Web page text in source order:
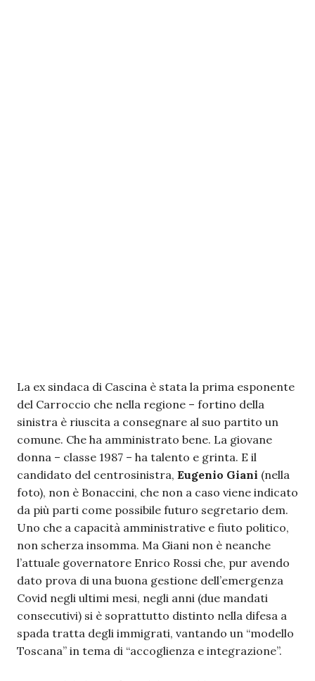
La ex sindaca di Cascina è stata la prima esponente
del Carroccio che nella regione – fortino della
sinistra è riuscita a consegnare al suo partito un
comune. Che ha amministrato bene. La giovane
donna – classe 1987 – ha talento e grinta. E il
candidato del centrosinistra, Eugenio Giani (nella
foto), non è Bonaccini, che non a caso viene indicato
da più parti come possibile futuro segretario dem.
Uno che a capacità amministrative e fiuto politico,
non scherza insomma. Ma Giani non è neanche
l’attuale governatore Enrico Rossi che, pur avendo
dato prova di una buona gestione dell’emergenza
Covid negli ultimi mesi, negli anni (due mandati
consecutivi) si è soprattutto distinto nella difesa a
spada tratta degli immigrati, vantando un “modello
Toscana” in tema di “accoglienza e integrazione”.